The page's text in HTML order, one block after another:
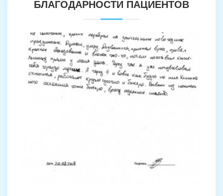
БЛАГОДАРНОСТИ ПАЦИЕНТОВ